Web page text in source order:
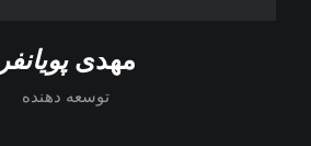
مهدیپویانفر
توسعه دهنده